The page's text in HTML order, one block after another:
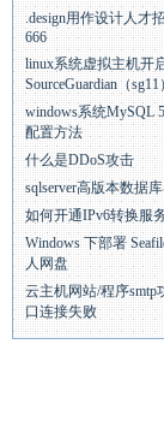
.design用作设计人才
666
linux系统虚拟主机开
SourceGuardian（
windows系统MySQL
配置方法
什么是DDoS攻击
sqlserver高版本数据
如何开通IPv6转换服
Windows 下部署
人网盘
云主机网站/程序smtp
口连接失败